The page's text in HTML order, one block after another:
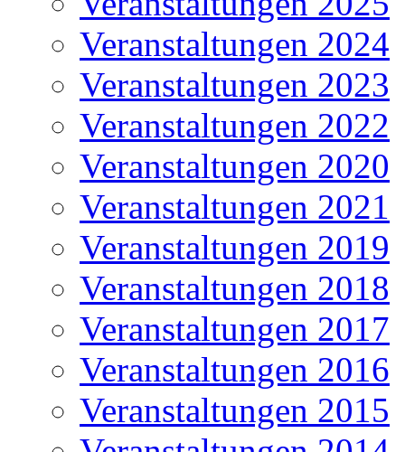
Veranstaltungen 2024
Veranstaltungen 2023
Veranstaltungen 2022
Veranstaltungen 2020
Veranstaltungen 2021
Veranstaltungen 2019
Veranstaltungen 2018
Veranstaltungen 2017
Veranstaltungen 2016
Veranstaltungen 2015